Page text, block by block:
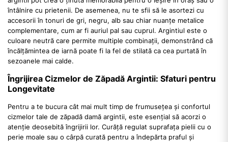
întâlnire cu prietenii. De asemenea, nu te sfii să le asortezi cu
accesorii în tonuri de gri, negru, alb sau chiar nuanțe metalice
complementare, cum ar fi auriul pal sau cuprul. Argintiul este o
culoare neutră care permite multiple combinații, demonstrând că
încălțămintea de iarnă poate fi la fel de stilată ca cea purtată în
sezoanele mai calde.
Îngrijirea Cizmelor de Zăpadă Argintii: Sfaturi pentru
Longevitate
Pentru a te bucura cât mai mult timp de frumusețea și confortul
cizmelor tale de zăpadă damă argintii, este esențial să acorzi o
atenție deosebită îngrijirii lor. Curăță regulat suprafața pielii cu o
perie moale sau o cârpă curată pentru a îndepărta praful și